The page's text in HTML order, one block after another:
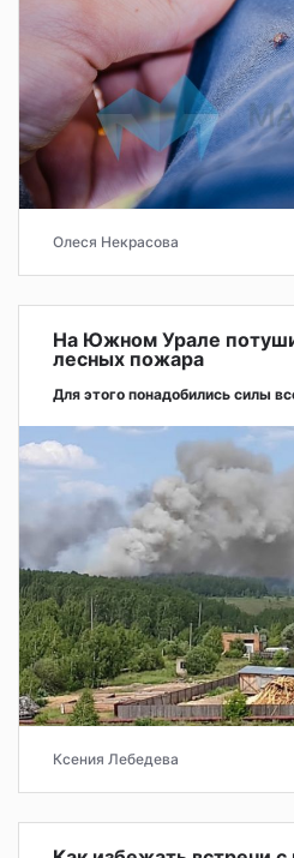
Олеся Некрасова
На Южном Урале
лесных пожара
Для этого понадобились силы
Ксения Лебедева